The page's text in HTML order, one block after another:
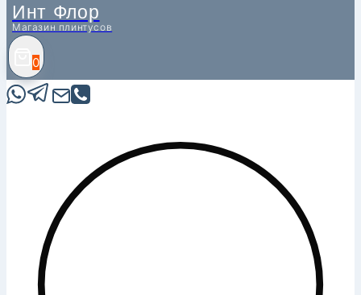
Инт Флор
Магазин плинтусов
0